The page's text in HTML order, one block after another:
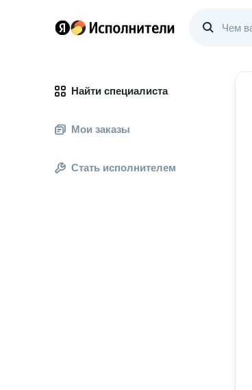
Найти специалиста
Мои заказы
Стать исполнителем